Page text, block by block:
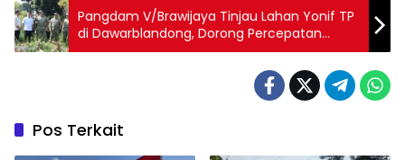
Pangdam V/Brawijaya Tinjau Lahan Yonif TP
di Dawarblandong, Dorong Percepatan
Pembangunan dan Pemberdayaan
Pos Terkait